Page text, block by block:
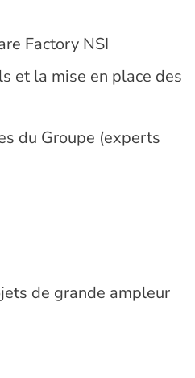
Factory NSI
et la mise en place des
du Groupe (experts
de grande ampleur